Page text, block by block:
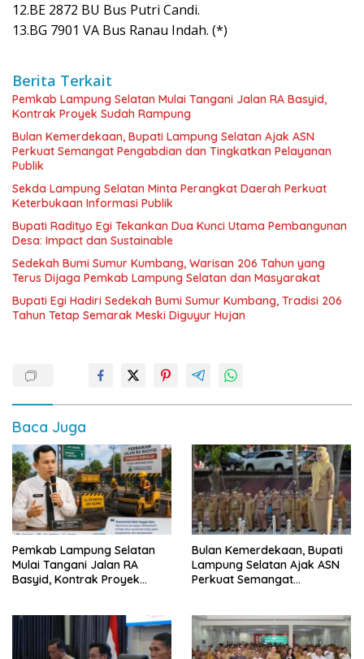
12.BE 2872 BU Bus Putri Candi.
13.BG 7901 VA Bus Ranau Indah. (*)
Berita Terkait
Pemkab Lampung Selatan Mulai Tangani Jalan RA Basyid,
Kontrak Proyek Sudah Rampung
Bulan Kemerdekaan, Bupati Lampung Selatan Ajak ASN
Perkuat Semangat Pengabdian dan Tingkatkan Pelayanan
Publik
Sekda Lampung Selatan Minta Perangkat Daerah Perkuat
Keterbukaan Informasi Publik
Bupati Radityo Egi Tekankan Dua Kunci Utama Pembangunan
Desa: Impact dan Sustainable
Sedekah Bumi Sumur Kumbang, Warisan 206 Tahun yang
Terus Dijaga Pemkab Lampung Selatan dan Masyarakat
Bupati Egi Hadiri Sedekah Bumi Sumur Kumbang, Tradisi 206
Tahun Tetap Semarak Meski Diguyur Hujan
Baca Juga
Pemkab Lampung Selatan
Mulai Tangani Jalan RA
Basyid, Kontrak Proyek
Bulan Kemerdekaan, Bupati
Lampung Selatan Ajak ASN
Perkuat Semangat